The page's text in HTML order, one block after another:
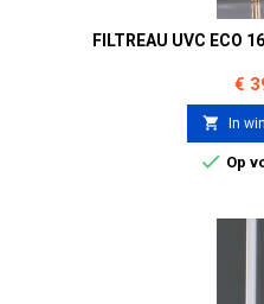
FILTREAU UVC ECO
€
 In
 Op